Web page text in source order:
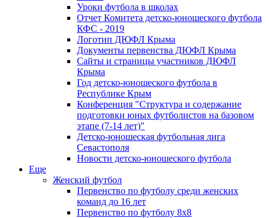
Уроки футбола в школах
Отчет Комитета детско-юношеского футбола
КФС - 2019
Логотип ДЮФЛ Крыма
Документы первенства ДЮФЛ Крыма
Сайты и страницы участников ДЮФЛ
Крыма
Год детско-юношеского футбола в
Республике Крым
Конференция "Структура и содержание
подготовки юных футболистов на базовом
этапе (7-14 лет)"
Детско-юношеская футбольная лига
Севастополя
Новости детско-юношеского футбола
Еще
Женский футбол
Первенство по футболу среди женских
команд до 16 лет
Первенство по футболу 8х8